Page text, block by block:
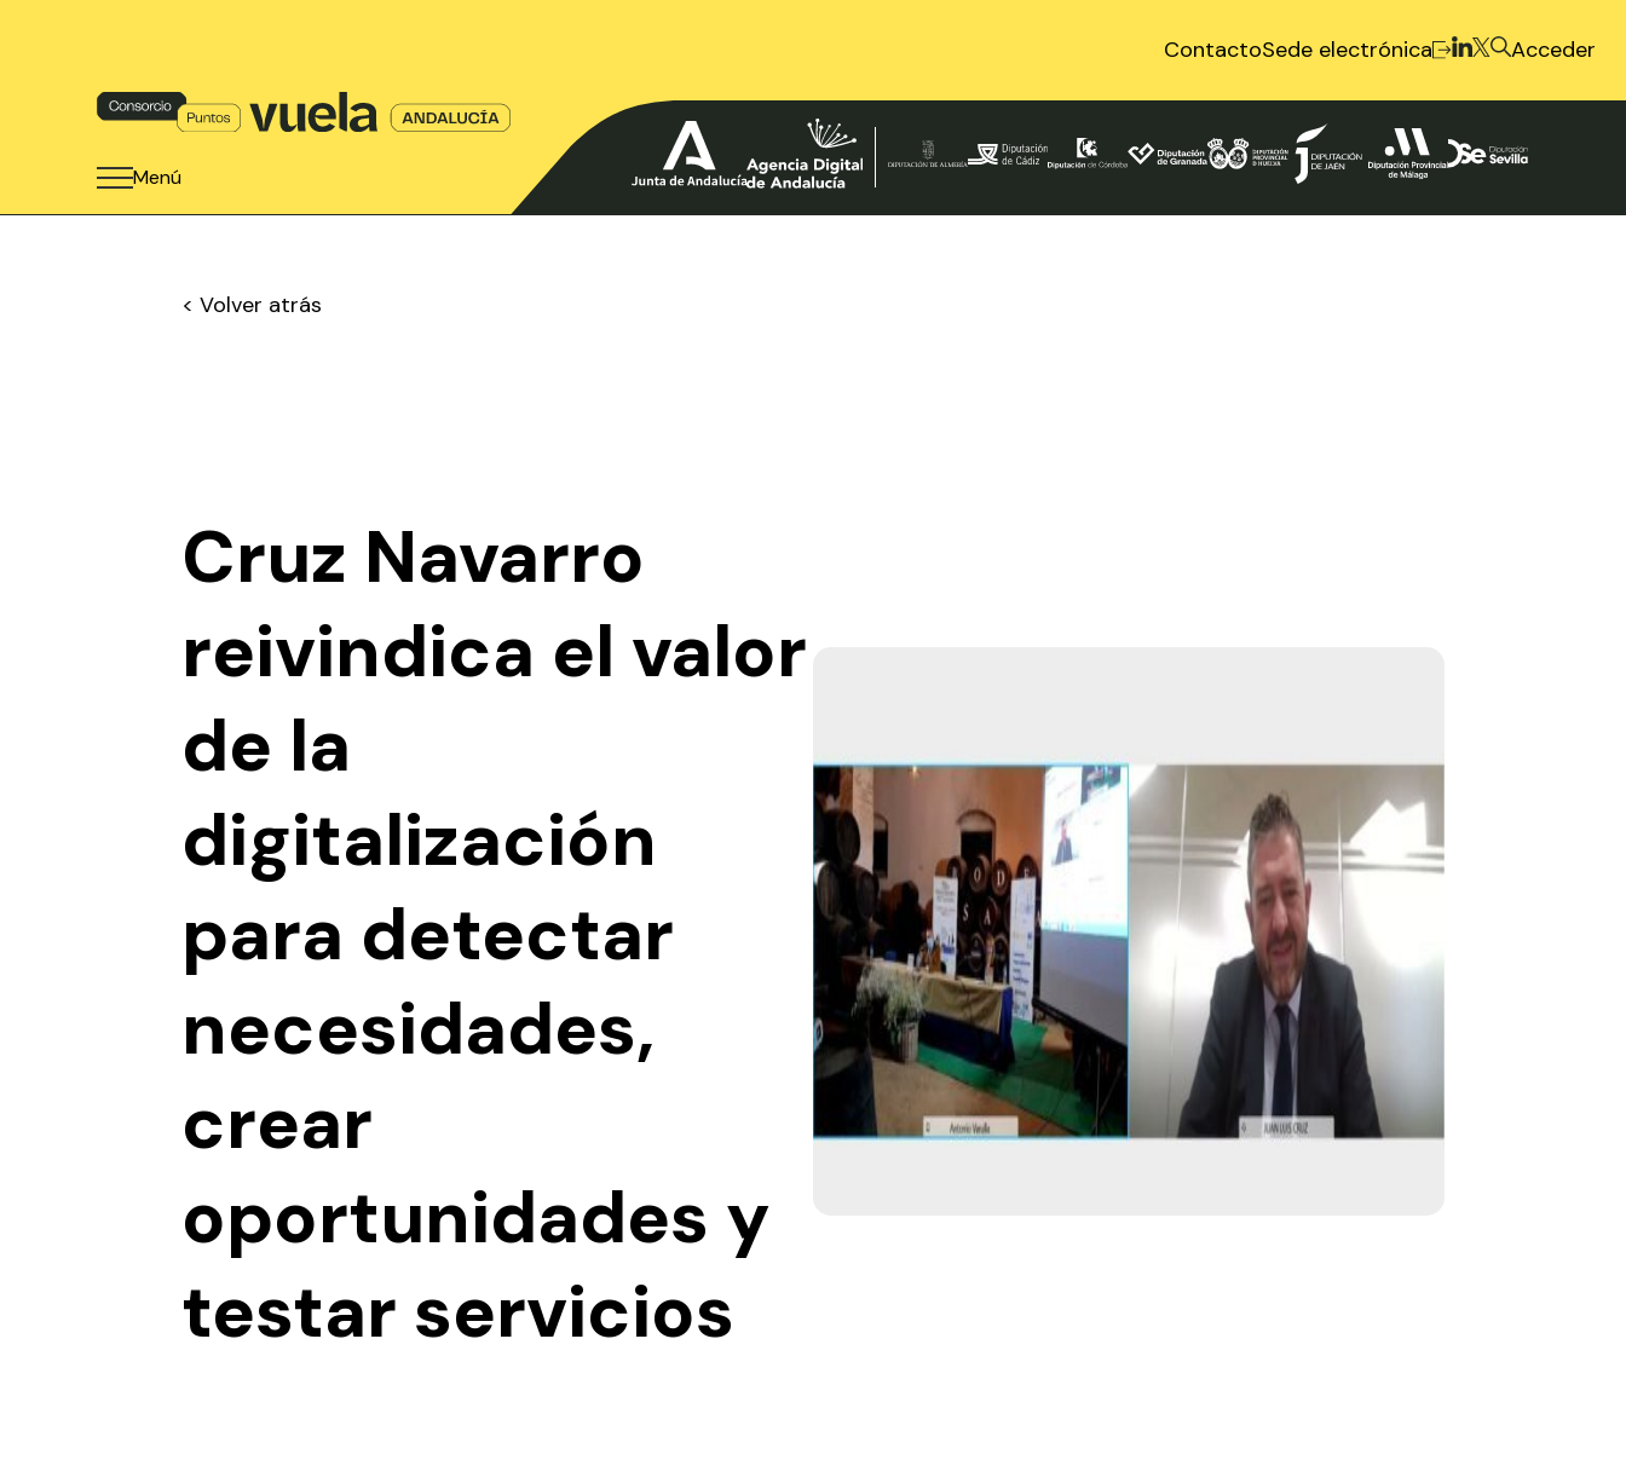
ContactoSede electrónica Acceder
Menú
< Volver atrás
Cruz Navarro
reivindica el valor
de la
digitalización
para detectar
necesidades,
crear
oportunidades y
testar servicios